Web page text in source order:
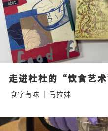
走进杜杜的“饮食艺
食字有味 | 马拉妹